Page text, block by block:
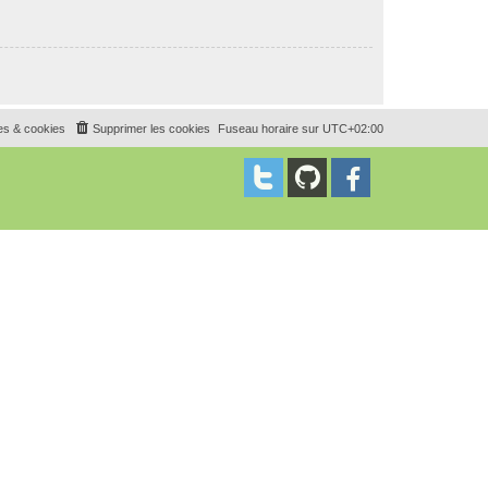
Fuseau horaire sur UTC+02:00
Supprimer les cookies
& cookies